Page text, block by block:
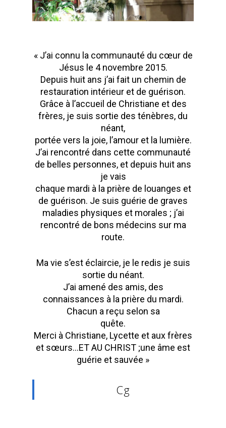
« J’ai connu la communauté du cœur de
Jésus le 4 novembre 2015.
Depuis huit ans j’ai fait un chemin de
restauration intérieur et de guérison.
Grâce à l’accueil de Christiane et des
frères, je suis sortie des ténèbres, du
néant,
portée vers la joie, l’amour et la lumière.
J’ai rencontré dans cette communauté
de belles personnes, et depuis huit ans
je vais
chaque mardi à la prière de louanges et
de guérison. Je suis guérie de graves
maladies physiques et morales ; j’ai
rencontré de bons médecins sur ma
route.
Ma vie s’est éclaircie, je le redis je suis
sortie du néant.
J’ai amené des amis, des
connaissances à la prière du mardi.
Chacun a reçu selon sa
quête.
Merci à Christiane, Lycette et aux frères
et sœurs…ET AU CHRIST ;une âme est
guérie et sauvée »
Cg